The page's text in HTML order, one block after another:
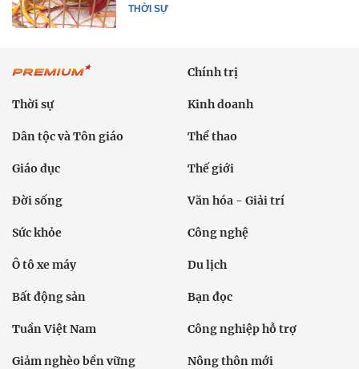
THỜI SỰ
Chính trị
Thời sự Kinh doanh
Dân tộc và Tôn giáo Thể thao
Giáo dục Thế giới
Đời sống Văn hóa - Giải trí
Sức khỏe Công nghệ
Ô tô xe máy Du lịch
Bất động sản Bạn đọc
Tuần Việt Nam Công nghiệp hỗ trợ
Giảm nghèo bền vững Nông thôn mới